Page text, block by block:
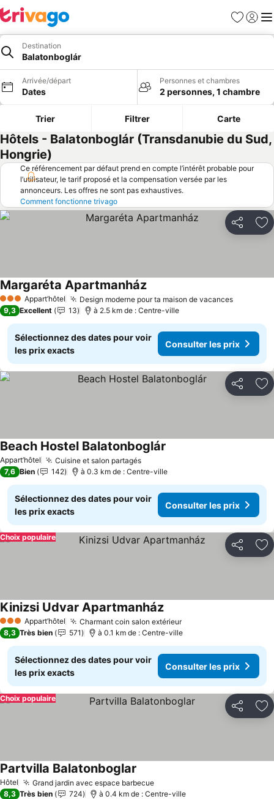
Favoris
Se
Destination
Balatonboglár
Arrivée/départ
Dates
Personnes et chambres
2 personnes, 1 chambre
Trier Filtrer Carte
Hôtels - Balatonboglár (Transdanubie du Sud,
Hongrie)
Ce référencement par défaut prend en compte l’intérêt probable pour
l’utilisateur, le tarif proposé et la compensation versée par les
annonceurs. Les offres ne sont pas exhaustives.
Comment fonctionne trivago
Partager
3 ÉtoilesAppart’hôtel Design moderne pour ta maison de vacances
Margaréta ApartmanházConsulter les prix
9,3 Excellent 13 à 2.5 km de : Centre-ville
Sélectionnez des dates pour voir
les prix exacts
Consulter les prix
Partager
Appart’hôtel Cuisine et salon partagésConsulter les prix
Beach Hostel Balatonboglár
7,6 Bien 142 à 0.3 km de : Centre-ville
Sélectionnez des dates pour voir
les prix exacts
Consulter les prix
Partager
Choix populaire
3 ÉtoilesAppart’hôtel Charmant coin salon extérieurConsulter les prix
Kinizsi Udvar ApartmanházConsulter les prix
8,3 Très bien 571 à 0.1 km de : Centre-ville
Sélectionnez des dates pour voir
les prix exacts
Consulter les prix
Partager
Choix populaire
Hôtel Grand jardin avec espace barbecueConsulter les prix
Partvilla Balatonboglar
8,3 Très bien 724 à 0.4 km de : Centre-ville